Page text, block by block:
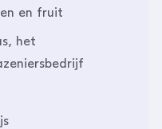
en fruit
het